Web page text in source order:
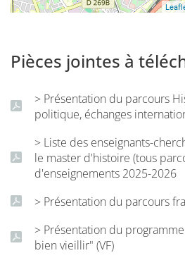
Pièces jointes à
> Présentation du parcours
politique, échanges
> Liste des enseignants-
le master d'histoire (tous
d'enseignements 2025-2026
> Présentation du parcours
> Présentation du
bien vieillir" (VF)